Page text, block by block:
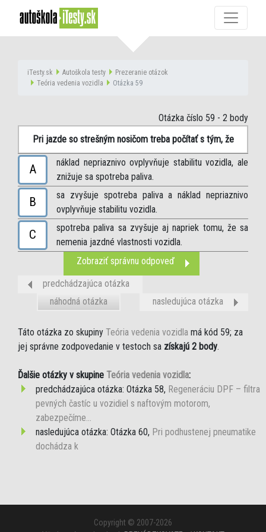
iTesty.sk Autoškola testy
Prezeranie otázok
Teória vedenia vozidla
Otázka 59
Otázka číslo 59 - 2 body
Pri jazde so strešným nosičom treba počítať s tým, že
A
náklad nepriaznivo ovplyvňuje stabilitu vozidla, ale
znižuje sa spotreba paliva.
B
sa zvyšuje spotreba paliva a náklad nepriaznivo
ovplyvňuje stabilitu vozidla.
C
spotreba paliva sa zvyšuje aj napriek tomu, že sa
nemenia jazdné vlastnosti vozidla.
Zobraziť správnu odpoveď
predchádzajúca otázka
nasledujúca otázka
náhodná otázka
Táto otázka zo skupiny Teória vedenia vozidla má kód 59; za
jej správne zodpovedanie v testoch sa získajú 2 body.
Ďalšie otázky v skupine Teória vedenia vozidla:
predchádzajúca otázka: Otázka 58, Regeneráciu DPF – filtra
pevných častíc u vozidiel s naftovým motorom,
zabezpečíme...
nasledujúca otázka: Otázka 60, Pri podhustenej pneumatike
dochádza k
Copyright © 2007-2026